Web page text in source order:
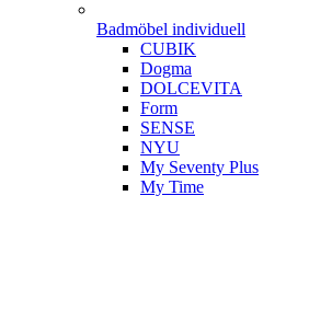
Badmöbel individuell
CUBIK
Dogma
DOLCEVITA
Form
SENSE
NYU
My Seventy Plus
My Time